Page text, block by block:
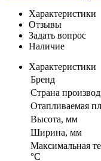
Характеристики
Отзывы
Задать вопрос
Наличие
Характеристики
Бренд
Страна
Отапливаемая
Высота, мм
Ширина, мм
Максимальная
°C